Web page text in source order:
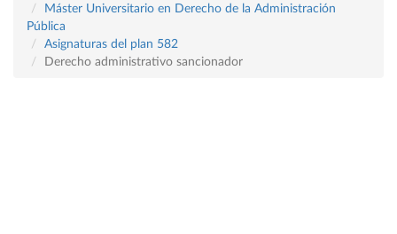
Máster Universitario en Derecho de la Administración
Pública
Asignaturas del plan 582
Derecho administrativo sancionador